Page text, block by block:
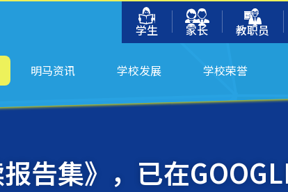
学生
家长 教职员
明马资讯 学校发展 学校荣誉
告集》，已在